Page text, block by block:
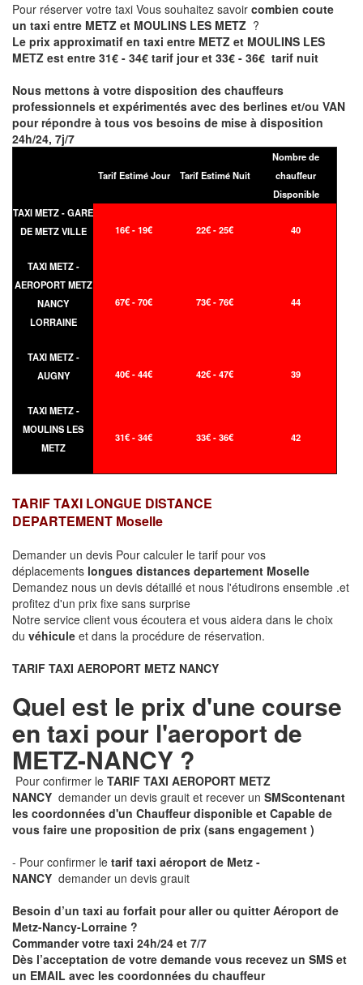
Pour réserver votre taxi Vous souhaitez savoir combien coute
un taxi entre METZ et MOULINS LES METZ ?
Le prix approximatif en taxi entre METZ et MOULINS LES
METZ est entre 31€ - 34€ tarif jour et 33€ - 36€ tarif nuit
Nous mettons à votre disposition des chauffeurs
professionnels et expérimentés avec des berlines et/ou VAN
pour répondre à tous vos besoins de mise à disposition
24h/24, 7j/7
Tarif Estimé Jour Tarif Estimé Nuit
Nombre de
chauffeur
Disponible
TAXI METZ - GARE
DE METZ VILLE
16€ - 19€ 22€ - 25€ 40
TAXI METZ -
AEROPORT METZ
NANCY
LORRAINE
67€ - 70€ 73€ - 76€ 44
TAXI METZ -
AUGNY
40€ - 44€ 42€ - 47€ 39
TAXI METZ -
MOULINS LES
METZ
31€ - 34€ 33€ - 36€ 42
TARIF TAXI LONGUE DISTANCE
DEPARTEMENT Moselle
Demander un devis Pour calculer le tarif pour vos
déplacements longues distances departement Moselle
Demandez nous un devis détaillé et nous l'étudirons ensemble .et
profitez d'un prix fixe sans surprise
Notre service client vous écoutera et vous aidera dans le choix
du véhicule et dans la procédure de réservation.
TARIF TAXI AEROPORT METZ NANCY
Quel est le prix d'une course
en taxi pour l'aeroport de
METZ-NANCY ?
Pour confirmer le TARIF TAXI AEROPORT METZ
NANCY demander un devis grauit et recever un SMScontenant
les coordonnées d'un Chauffeur disponible et Capable de
vous faire une proposition de prix (sans engagement )
- Pour confirmer le tarif taxi aéroport de Metz -
NANCY demander un devis grauit
Besoin d’un taxi au forfait pour aller ou quitter Aéroport de
Metz-Nancy-Lorraine ?
Commander votre taxi 24h/24 et 7/7
Dès l’acceptation de votre demande vous recevez un SMS et
un EMAIL avec les coordonnées du chauffeur